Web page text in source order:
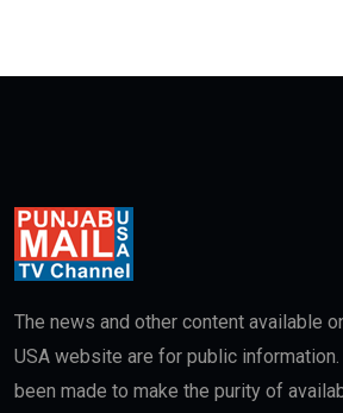
The news and other content available
USA website are for public
been made to make the purity of